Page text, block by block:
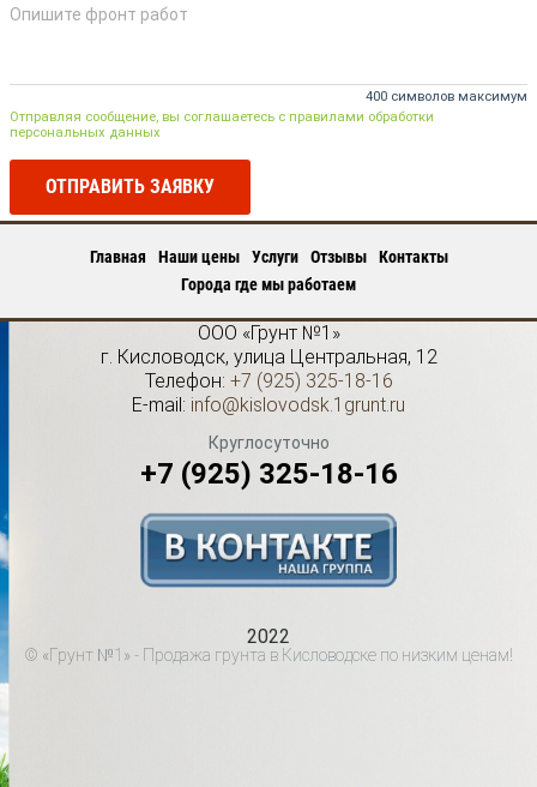
400 символов максимум
Отправляя сообщение, вы соглашаетесь с правилами обработки
персональных данных
ОТПРАВИТЬ ЗАЯВКУ
Главная Наши цены Услуги Отзывы
Контакты
Города где мы работаем
ООО «Грунт №1»
г. Кисловодск, улица Центральная, 12
Телефон: +7 (925) 325-18-16
E-mail: info@kislovodsk.1grunt.ru
Круглосуточно
+7 (925) 325-18-16
2022
© «Грунт №1» - Продажа грунта в Кисловодске по низким ценам!